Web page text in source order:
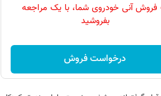
فروش آنی خودروی شما، با یک مراجعه
بفروشید
درخواست فروش